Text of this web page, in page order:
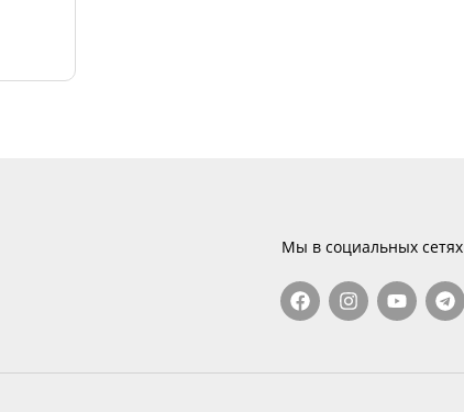
Мы в социальных сетях